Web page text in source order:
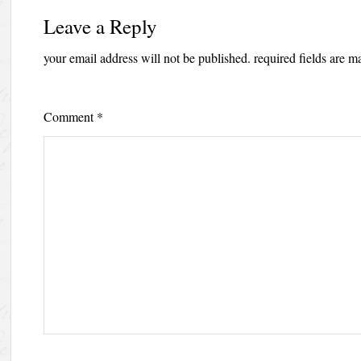
Leave a Reply
your email address will not be published. required fields are
Comment*